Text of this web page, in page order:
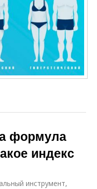
формула
индекс
инструмент,